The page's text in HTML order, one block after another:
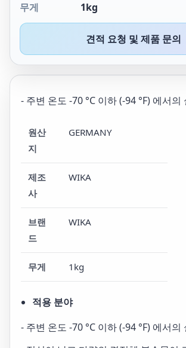
무게
1kg
견적 요청 및 제품 문의
- 주변 온도 -70 °C 이하 (-94 °F) 에서의
원산
지
GERMANY
제조
사
WIKA
브랜
드
WIKA
무게 1kg
적용 분야
- 주변 온도 -70 °C 이하 (-94 °F) 에서의